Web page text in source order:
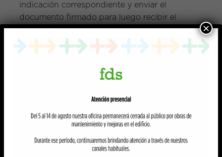
indicación correspondiente y enviar el
documento firmado para luego recibir el
equipo.
EstuCompu consiste en el préstamo de
becarios que no cuentan con esta
carrera en la Udelar, en la UTEC y en el nivel
terciario de la DGETP-UTU. Próximamente
abriremos el llamado para las otras
categorías de becarios.
×